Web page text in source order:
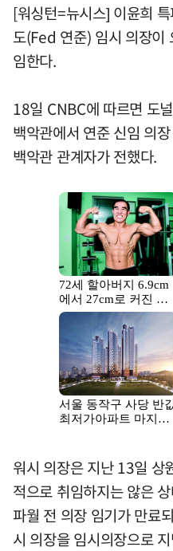
[워싱턴=뉴시스] 이윤희
도(Fed 연준) 임시 의장이
임한다.
18일 CNBC에 따르면 도
백악관에서 연준 신임 의
백악관 관계자가 전했다.
워시 의장은 지난 13일 상
적으로 취임하지는 않은
파월 전 의장 임기가 만료
시 의장을 임시의장으로